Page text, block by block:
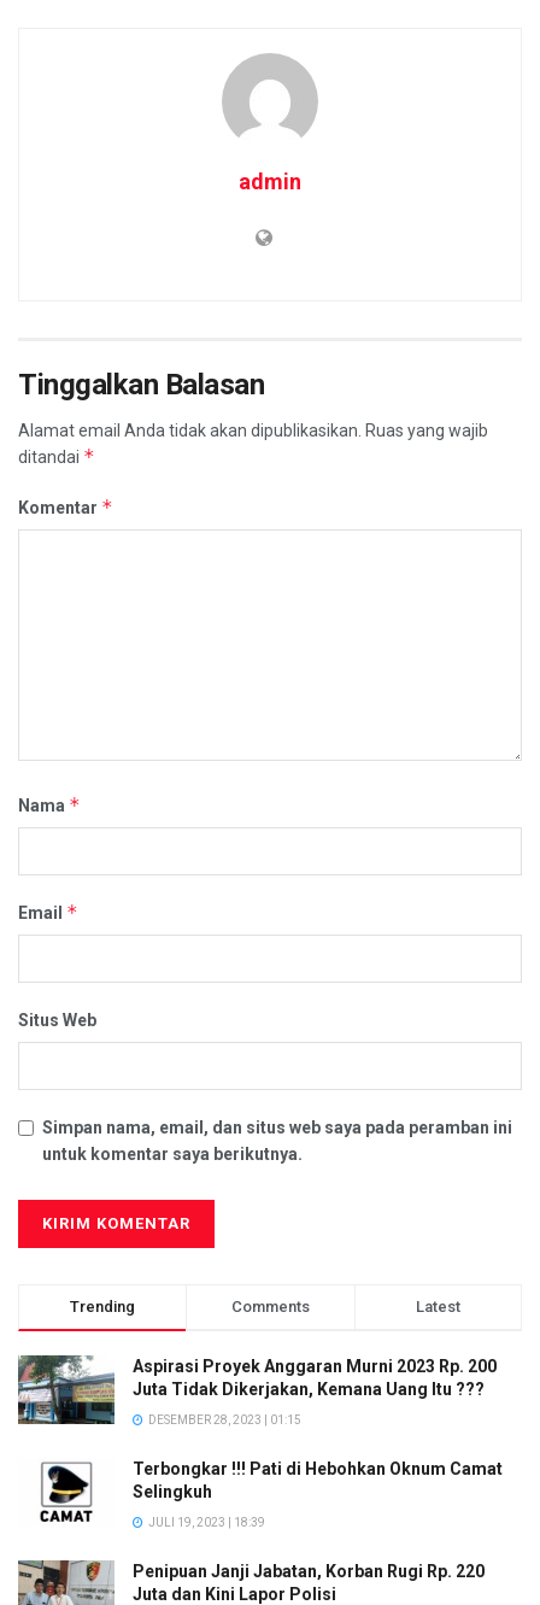
admin
Tinggalkan Balasan
Alamat email Anda tidak akan dipublikasikan. Ruas yang wajib
ditandai *
Komentar *
Nama *
Email *
Situs Web
Simpan nama, email, dan situs web saya pada peramban ini
untuk komentar saya berikutnya.
Trending Comments Latest
Aspirasi Proyek Anggaran Murni 2023 Rp. 200
Juta Tidak Dikerjakan, Kemana Uang Itu ???
DESEMBER 28, 2023 | 01:15
Terbongkar !!! Pati di Hebohkan Oknum Camat
Selingkuh
JULI 19, 2023 | 18:39
Penipuan Janji Jabatan, Korban Rugi Rp. 220
Juta dan Kini Lapor Polisi